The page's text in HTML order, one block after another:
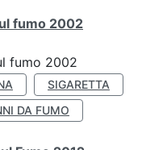
fumo 2002
fumo 2002
SIGARETTA
DA FUMO